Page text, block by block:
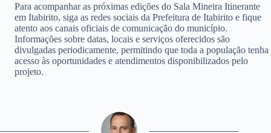
Para acompanhar as próximas edições do Sala Mineira Itinerante
em Itabirito, siga as redes sociais da Prefeitura de Itabirito e fique
atento aos canais oficiais de comunicação do município.
Informações sobre datas, locais e serviços oferecidos são
divulgadas periodicamente, permitindo que toda a população tenha
acesso às oportunidades e atendimentos disponibilizados pelo
projeto.